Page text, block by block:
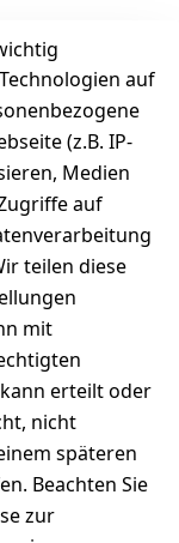
Sie für Details
auf
(z.B. IP-
Medien
auf
teilen diese
mit
erteilt oder
nicht
späteren
Beachten Sie
zur
Versanddie
nstleister
Post